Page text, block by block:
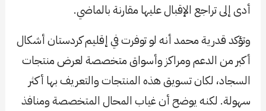
أدى إلى تراجع الإقبال عليها مقارنة بالماضي.
وتؤكد قدرية محمد أنه لو توفرت في إقليم كردستان أشكال
أكبر من الدعم ومراكز وأسواق متخصصة لعرض منتجات
السجاد، لكان تسويق هذه المنتجات والتعريف بها أكثر
سهولة. لكنه يوضح أن غياب المحال المتخصصة ومنافذ